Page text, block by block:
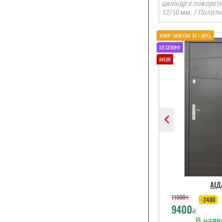
По
ми
циліндр з
12/10 мм. /
11800₴
9400₴
-2400